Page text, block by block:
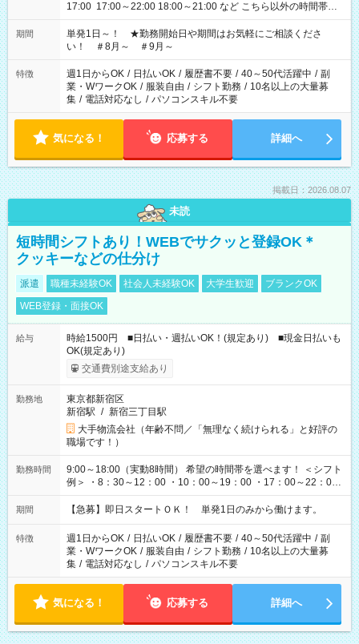
17:00 17:00～22:00 18:00～21:00 など こちら以外の時間帯も
お気軽にご相談ください！
期間
単発1日～！ ★勤務開始日や期間はお気軽にご相談くださ
い！ ＃8月～ ＃9月～
特徴 週1日からOK / 日払いOK / 履歴書不要 / 40～50代活躍中 / 副
業・WワークOK / 服装自由 / シフト勤務 / 10名以上の大量募
集 / 電話対応なし / パソコンスキル不要
気になる！ 応募する 詳細へ
掲載日：2026.08.07
未読
短時間シフトあり！WEBでサクッと登録OK＊
クッキーなどの仕分け
派遣 職種未経験OK 社会人未経験OK 大学生歓迎
ブランクOK
WEB登録・面接OK
給与
時給1500円 ■日払い・週払いOK！(規定あり) ■現金日払いも
OK(規定あり)
交通費別途支給あり
勤務地
東京都新宿区
新宿駅 / 新宿三丁目駅
大手物流会社（年齢不問／「無理なく続けられる」と好評の
職場です！）
勤務時間
9:00～18:00（実動8時間） 希望の時間帯を選べます！ ＜シフト
例＞ ・8：30～12：00 ・10：00～19：00 ・17：00～22：00
・13：00～22：00 ・22：00～翌6：00 など
期間 【急募】即日スタートＯＫ！ 単発1日のみから働けます。
特徴 週1日からOK / 日払いOK / 履歴書不要 / 40～50代活躍中 / 副
業・WワークOK / 服装自由 / シフト勤務 / 10名以上の大量募
集 / 電話対応なし / パソコンスキル不要
気になる！ 応募する 詳細へ